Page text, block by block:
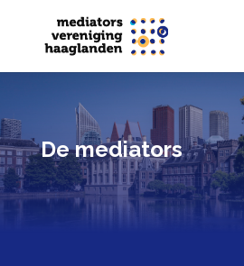
De mediators